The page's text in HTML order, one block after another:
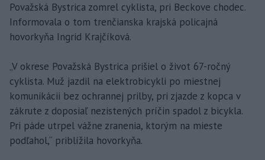
Považská Bystrica zomrel cyklista, pri Beckove chodec.
Informovala o tom trenčianska krajská policajná
hovorkyňa Ingrid Krajčíková.
„V okrese Považská Bystrica prišiel o život 67-ročný
cyklista. Muž jazdil na elektrobicykli po miestnej
komunikácii bez ochrannej prilby, pri zjazde z kopca v
zákrute z doposiaľ nezistených príčin spadol z bicykla.
Pri páde utrpel vážne zranenia, ktorým na mieste
podľahol,“ priblížila hovorkyňa.